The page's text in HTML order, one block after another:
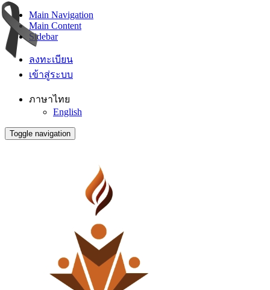
Main Navigation
Main Content
Sidebar
ลงทะเบียน
เข้าสู่ระบบ
ภาษาไทย
English
Toggle navigation